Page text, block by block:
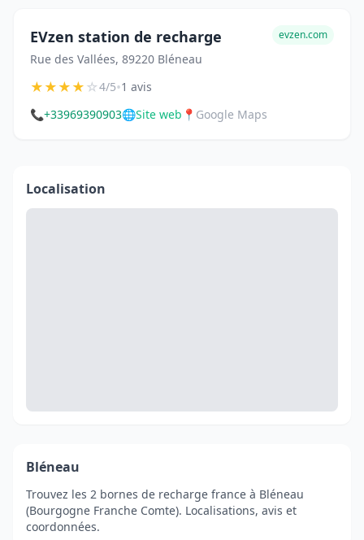
EVzen station de recharge
Rue des Vallées, 89220 Bléneau
evzen.com
★★★★☆4/5•1 avis
📞+33969390903🌐Site web 📍 Google Maps
Localisation
Bléneau
Trouvez les 2 bornes de recharge france à Bléneau
(Bourgogne Franche Comte). Localisations, avis et
coordonnées.